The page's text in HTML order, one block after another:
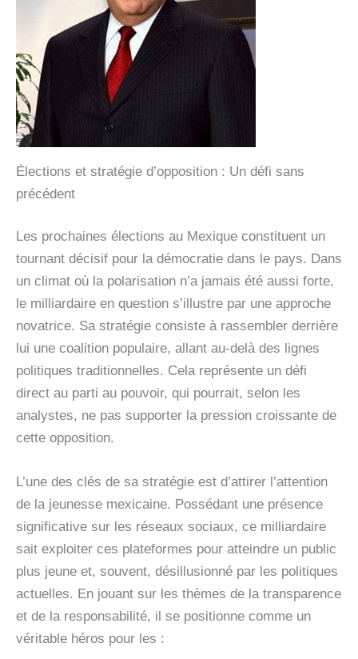
Élections et stratégie d’opposition : Un défi sans
précédent
Les prochaines élections au Mexique constituent un
tournant décisif pour la démocratie dans le pays. Dans
un climat où la polarisation n’a jamais été aussi forte,
le milliardaire en question s’illustre par une approche
novatrice. Sa stratégie consiste à rassembler derrière
lui une coalition populaire, allant au-delà des lignes
politiques traditionnelles. Cela représente un défi
direct au parti au pouvoir, qui pourrait, selon les
analystes, ne pas supporter la pression croissante de
cette opposition.
L’une des clés de sa stratégie est d’attirer l’attention
de la jeunesse mexicaine. Possédant une présence
significative sur les réseaux sociaux, ce milliardaire
sait exploiter ces plateformes pour atteindre un public
plus jeune et, souvent, désillusionné par les politiques
actuelles. En jouant sur les thèmes de la transparence
et de la responsabilité, il se positionne comme un
véritable héros pour les :